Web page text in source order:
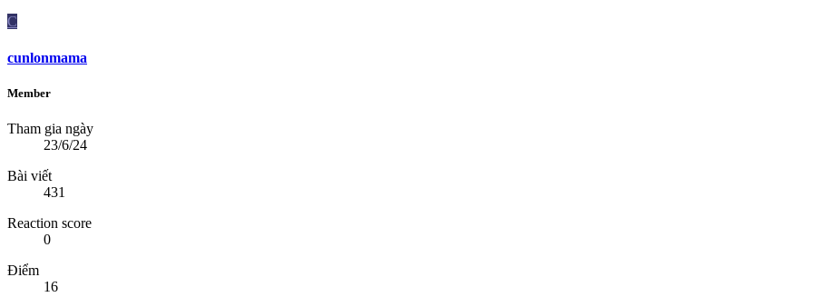
C
cunlonmama
Member
Tham gia ngày
23/6/24
Bài viết
431
Reaction score
0
Điểm
16